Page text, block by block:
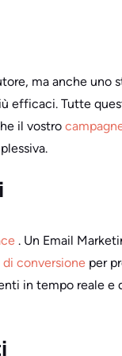
ma anche
efficaci. Tutte
il vostro
. Un Email
di conversione per
in tempo reale e